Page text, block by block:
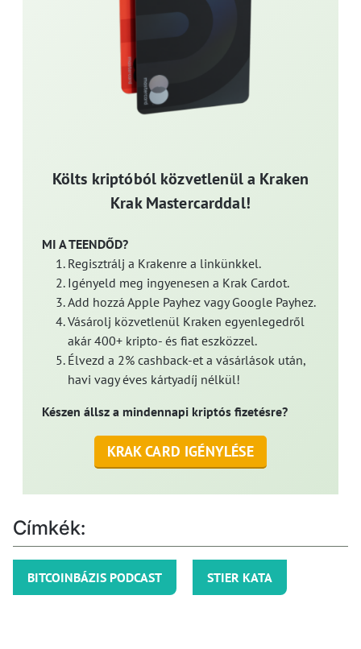
Költs kriptóból közvetlenül a Kraken
Krak Mastercarddal!
MI A TEENDŐD?
Regisztrálj a Krakenre a linkünkkel.
Igényeld meg ingyenesen a Krak Cardot.
Add hozzá Apple Payhez vagy Google Payhez.
Vásárolj közvetlenül Kraken egyenlegedről
akár 400+ kripto- és fiat eszközzel.
Élvezd a 2% cashback-et a vásárlások után,
havi vagy éves kártyadíj nélkül!
Készen állsz a mindennapi kriptós fizetésre?
KRAK CARD IGÉNYLÉSE
Címkék:
BITCOINBÁZIS PODCAST STIER KATA